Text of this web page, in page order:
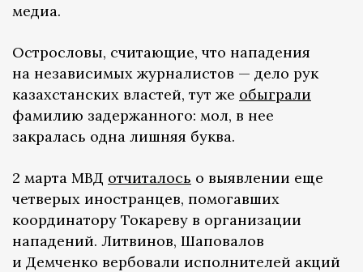
медиа.
Острословы, считающие, что нападения
на независимых журналистов — дело рук
казахстанских властей, тут же обыграли
фамилию задержанного: мол, в нее
закралась одна лишняя буква.
2 марта МВД отчиталось о выявлении еще
четверых иностранцев, помогавших
координатору Токареву в организации
нападений. Литвинов, Шаповалов
и Демченко вербовали исполнителей акций